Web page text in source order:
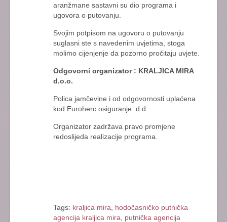
aranžmane sastavni su dio programa i
ugovora o putovanju.
Svojim potpisom na ugovoru o putovanju
suglasni ste s navedenim uvjetima, stoga
molimo cijenjenje da pozorno pročitaju uvjete.
Odgovorni organizator : KRALJICA MIRA
d.o.o.
Polica jamčevine i od odgovornosti uplaćena
kod Euroherc osiguranje d.d.
Organizator zadržava pravo promjene
redoslijeda realizacije programa.
Tags: kraljica mira
hodočasničko putnička
agencija kraljica mira
putnička agencija